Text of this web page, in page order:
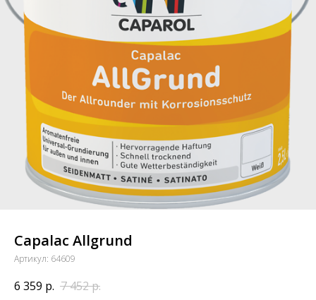
Capalac Allgrund
Артикул: 64609
6 359 р. 7 452р.